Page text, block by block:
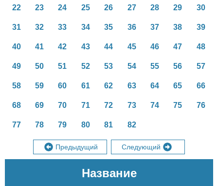
22 23 24 25 26 27 28 29 30
31 32 33 34 35 36 37 38 39
40 41 42 43 44 45 46 47 48
49 50 51 52 53 54 55 56 57
58 59 60 61 62 63 64 65 66
68 69 70 71 72 73 74 75 76
77 78 79 80 81 82
Предыдущий Следующий
Название